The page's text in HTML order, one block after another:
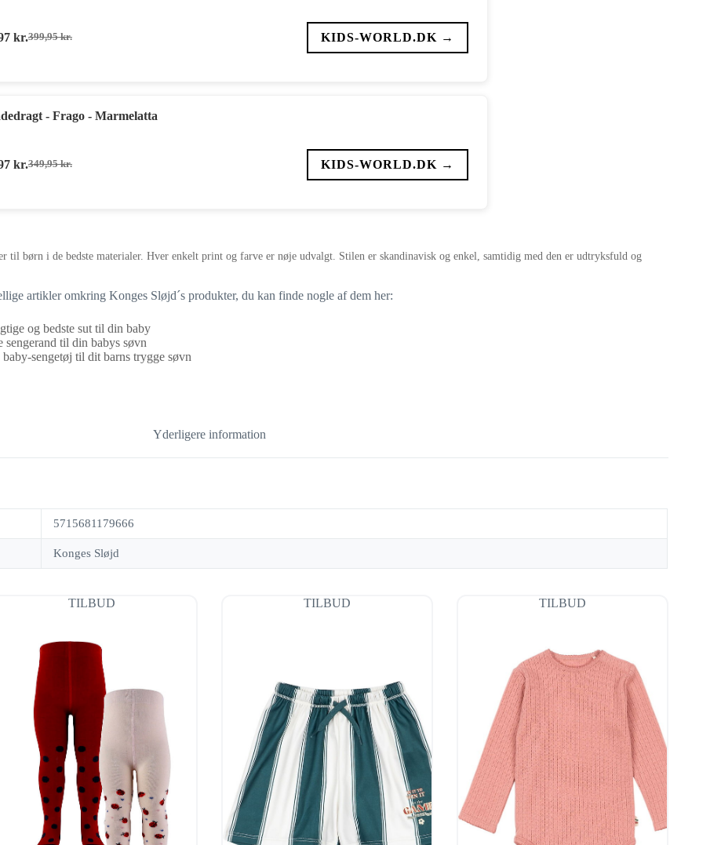
399,95kr.
Den
kr.Den
KIDS-WORLD.DK →
- Frago - Marmelatta
349,95kr.
Den
kr.Den
KIDS-WORLD.DK →
til børn i de bedste materialer. Hver enkelt print og farve er nøje udvalgt. Stilen er skandinavisk og enkel, samtidig med den er udtryksfuld og
artikler omkring Konges Sløjd´s produkter, du kan finde nogle af dem her:
og bedste sut til din baby
sengerand til din babys søvn
baby-sengetøj til dit barns trygge søvn
Yderligere information
5715681179666
Konges Sløjd
TILBUD TILBUD TILBUD